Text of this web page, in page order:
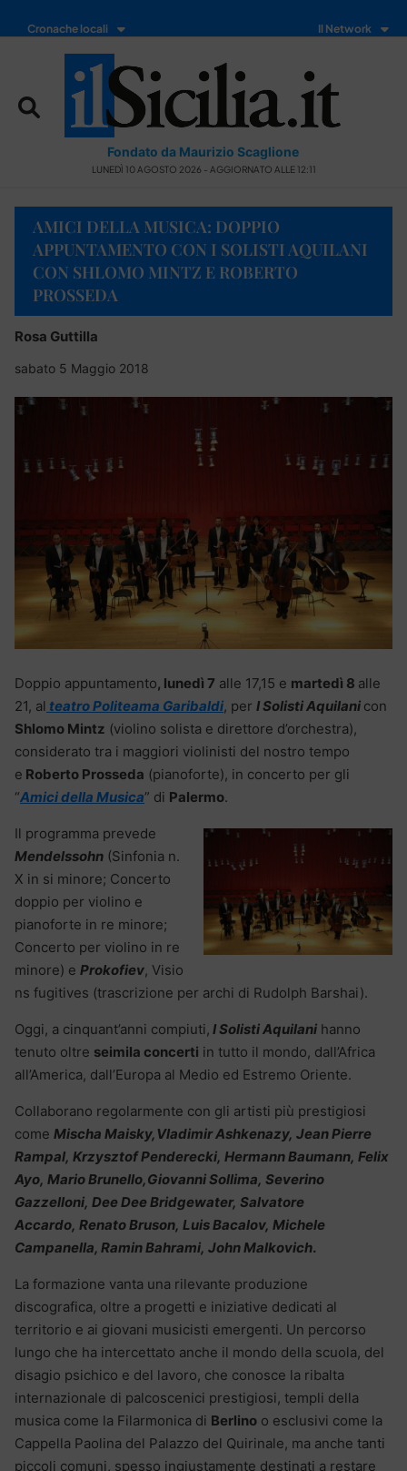
Cronache locali Il Network
Fondato da Maurizio Scaglione
LUNEDÌ 10 AGOSTO 2026 - AGGIORNATO ALLE 12:11
AMICI DELLA MUSICA: DOPPIO
APPUNTAMENTO CON I SOLISTI AQUILANI
CON SHLOMO MINTZ E ROBERTO
PROSSEDA
Rosa Guttilla
sabato 5 Maggio 2018
Doppio appuntamento, lunedì 7 alle 17,15 e martedì 8 alle
21, al teatro Politeama Garibaldi, per ISolisti Aquilani con
Shlomo Mintz (violino solista e direttore d’orchestra),
considerato tra i maggiori violinisti del nostro tempo
e Roberto Prosseda (pianoforte), in concerto per gli
“Amici della Musica” di Palermo.
Il programma prevede
Mendelssohn (Sinfonia n.
X in si minore; Concerto
doppio per violino e
pianoforte in re minore;
Concerto per violino in re
minore) e Prokofiev, Visio
ns fugitives (trascrizione per archi di Rudolph Barshai).
Oggi, a cinquant’anni compiuti, I Solisti Aquilani hanno
tenuto oltre seimila concerti in tutto il mondo, dall’Africa
all’America, dall’Europa al Medio ed Estremo Oriente.
Collaborano regolarmente con gli artisti più prestigiosi
come Mischa Maisky,Vladimir Ashkenazy, Jean Pierre
Rampal, Krzysztof Penderecki, Hermann Baumann, Felix
Ayo, Mario Brunello,Giovanni Sollima, Severino
Gazzelloni, Dee Dee Bridgewater, Salvatore
Accardo, Renato Bruson, Luis Bacalov, Michele
Campanella, Ramin Bahrami, John Malkovich.
La formazione vanta una rilevante produzione
discografica, oltre a progetti e iniziative dedicati al
territorio e ai giovani musicisti emergenti. Un percorso
lungo che ha intercettato anche il mondo della scuola, del
disagio psichico e del lavoro, che conosce la ribalta
internazionale di palcoscenici prestigiosi, templi della
musica come la Filarmonica di Berlino o esclusivi come la
Cappella Paolina del Palazzo del Quirinale, ma anche tanti
piccoli comuni, spesso ingiustamente destinati a restare